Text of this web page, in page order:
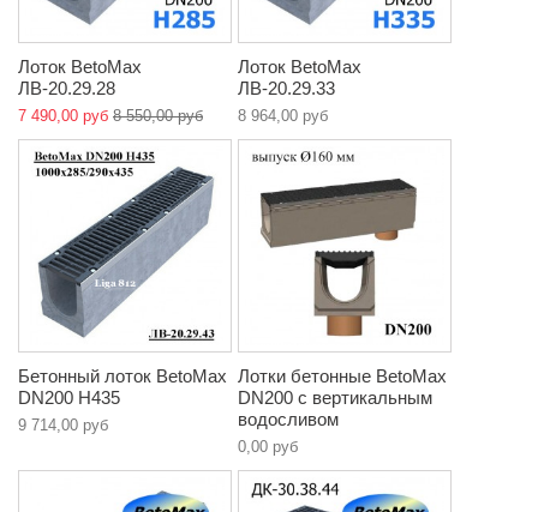
Лоток BetoMax
ЛВ-20.29.28
7 490,00 руб 8 550,00 руб
Лоток BetoMax
ЛВ-20.29.33
8 964,00 руб
Бетонный лоток BetoMax
DN200 H435
9 714,00 руб
Лотки бетонные BetoMax
DN200 с вертикальным
водосливом
0,00 руб